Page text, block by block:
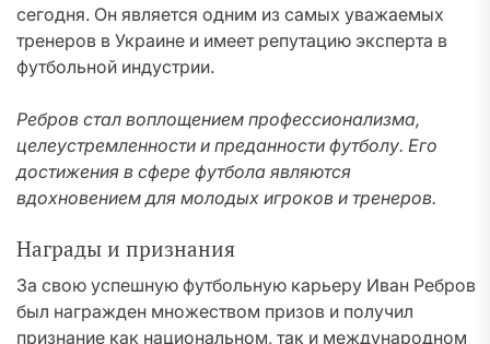
сегодня. Он является одним из самых уважаемых
тренеров в Украине и имеет репутацию эксперта в
футбольной индустрии.
Ребров стал воплощением профессионализма,
целеустремленности и преданности футболу. Его
достижения в сфере футбола являются
вдохновением для молодых игроков и тренеров.
Награды и признания
За свою успешную футбольную карьеру Иван Ребров
был награжден множеством призов и получил
признание как национальном, так и международном